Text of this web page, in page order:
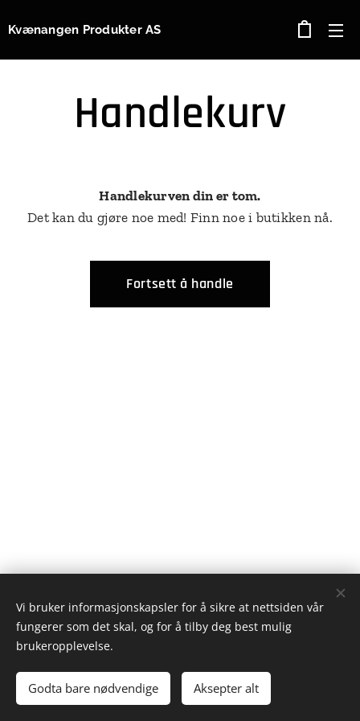
Kvænangen Produkter AS
Handlekurv
Handlekurven din er tom.
Det kan du gjøre noe med! Finn noe i butikken nå.
Fortsett å handle
© 2025 Alle rettigheter forbeholdt
Informasjonskapsler
Vi bruker informasjonskapsler for å sikre at nettsiden vår
fungerer som det skal, og for å tilby deg best mulig
brukeropplevelse.
Godta bare nødvendige Aksepter alt